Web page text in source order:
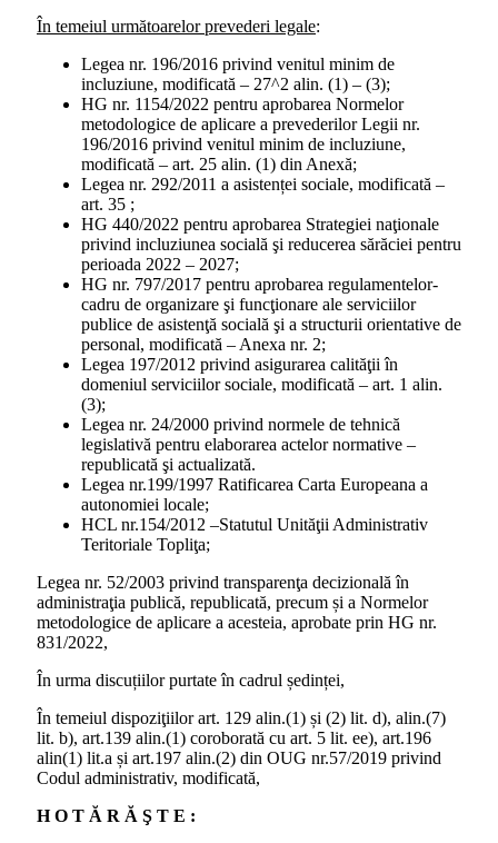
În temeiul următoarelor prevederi legale:
Legea nr. 196/2016 privind venitul minim de
incluziune, modificată – 27^2 alin. (1) – (3);
HG nr. 1154/2022 pentru aprobarea Normelor
metodologice de aplicare a prevederilor Legii nr.
196/2016 privind venitul minim de incluziune,
modificată – art. 25 alin. (1) din Anexă;
Legea nr. 292/2011 a asistenței sociale, modificată –
art. 35 ;
HG 440/2022 pentru aprobarea Strategiei naţionale
privind incluziunea socială şi reducerea sărăciei pentru
perioada 2022 – 2027;
HG nr. 797/2017 pentru aprobarea regulamentelor-
cadru de organizare şi funcţionare ale serviciilor
publice de asistenţă socială şi a structurii orientative de
personal, modificată – Anexa nr. 2;
Legea 197/2012 privind asigurarea calităţii în
domeniul serviciilor sociale, modificată – art. 1 alin.
(3);
Legea nr. 24/2000 privind normele de tehnică
legislativă pentru elaborarea actelor normative –
republicată şi actualizată.
Legea nr.199/1997 Ratificarea Carta Europeana a
autonomiei locale;
HCL nr.154/2012 –Statutul Unităţii Administrativ
Teritoriale Topliţa;
Legea nr. 52/2003 privind transparenţa decizională în
administraţia publică, republicată, precum și a Normelor
metodologice de aplicare a acesteia, aprobate prin HG nr.
831/2022,
În urma discuțiilor purtate în cadrul ședinței,
În temeiul dispoziţiilor art. 129 alin.(1) și (2) lit. d), alin.(7)
lit. b), art.139 alin.(1) coroborată cu art. 5 lit. ee), art.196
alin(1) lit.a și art.197 alin.(2) din OUG nr.57/2019 privind
Codul administrativ, modificată,
H O T Ă R Ă Ş T E :